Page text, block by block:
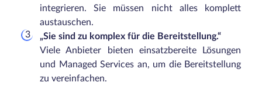
integrieren. Sie müssen nicht alles komplett
austauschen.
„Sie sind zu komplex für die Bereitstellung.“
Viele Anbieter bieten einsatzbereite Lösungen
und Managed Services an, um die Bereitstellung
zu vereinfachen.